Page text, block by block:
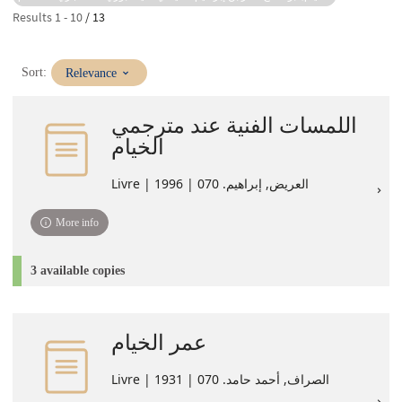
Results 1 - 10 / 13
Sort: (Immediate
update)
Relevance
اللمسات الفنية عند مترجمي
الخيام
Livre | العريض, إبراهيم. 070 | 1996
More info
3 available copies
عمر الخيام
Livre | الصراف, أحمد حامد. 070 | 1931